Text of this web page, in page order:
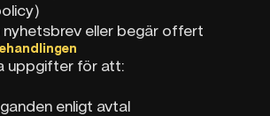
nyhetsbrev eller begär offert
uppgifter för att:
enligt avtal